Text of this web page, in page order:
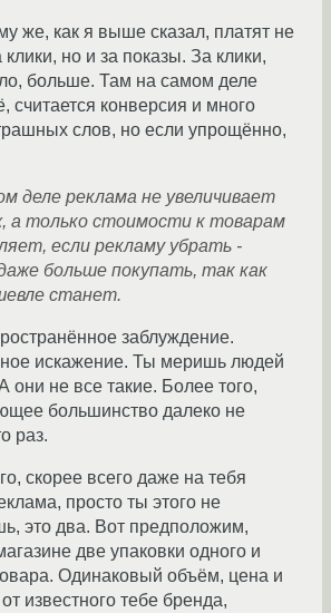
же, как я выше сказал, платят не
клики, но и за показы. За клики,
больше. Там на самом деле
считается конверсия и много
слов, но если упрощённо,
деле реклама не увеличивает
а только стоимости к товарам
если рекламу убрать -
больше покупать, так как
станет.
заблуждение.
искажение. Ты меришь людей
они не все такие. Более того,
большинство далеко не
раз.
скорее всего даже на тебя
просто ты этого не
это два. Вот предположим,
две упаковки одного и
Одинаковый объём, цена и
известного тебе бренда,